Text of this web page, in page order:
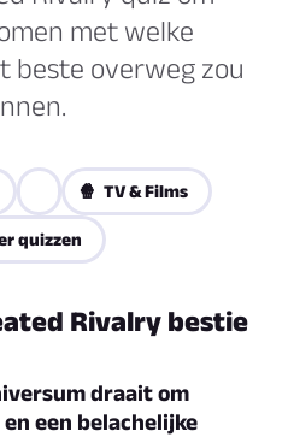
met welke
beste overweg zou
🍿 TV & Films
quizzen
Rivalry bestie
draait om
een belachelijke